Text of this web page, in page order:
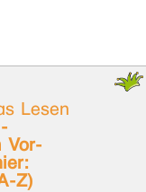
Lesen
Vor-
Z)